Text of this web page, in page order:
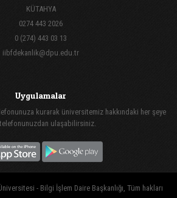
KÜTAHYA
0274 443 2026
0 (274) 443 03 13
iibfdekanlik@dpu.edu.tr
Uygulamalar
kurarak üniversitemiz hakkındaki her şeye
ulaşabilirsiniz.
- Bilgi İşlem Daire Başkanlığı, Tüm hakları